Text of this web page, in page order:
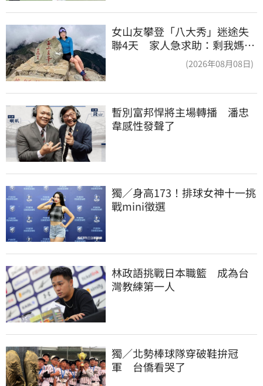
女山友攀登「八大秀」迷途失
聯4天 家人急求助：剩我媽還
(2026年08月08日)
暫別富邦悍將主場轉播　潘忠
韋感性發聲了
獨／身高173！排球女神十一挑
戰mini徵選
林政語挑戰日本職籃　成為台
灣教練第一人
獨／北勢棒球隊穿破鞋拚冠
軍　台僑看哭了